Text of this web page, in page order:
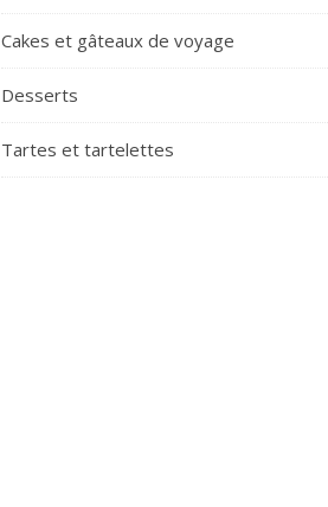
Cakes et gâteaux de voyage
Desserts
Tartes et tartelettes